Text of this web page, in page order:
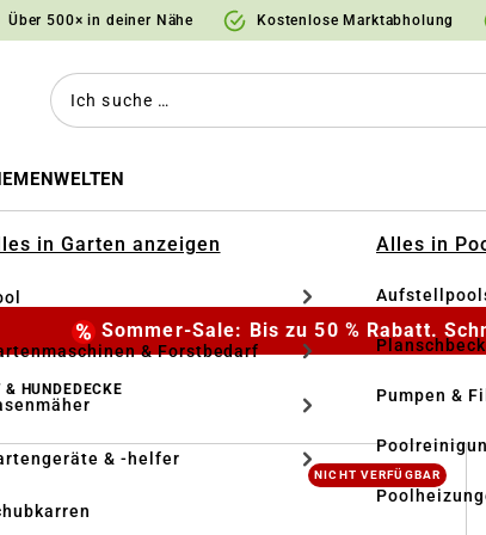
Über 500× in deiner Nähe Kostenlose Marktabholung
in Garten anzeigen
& Forstbedarf
& -helfer
Alles in
Pumpen &
Sommer-Sale: Bis zu 50 % Rabatt.
& HUNDEDECKE
NICHT VERFÜGBAR